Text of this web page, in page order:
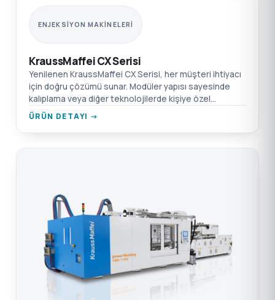
ENJEKSIYON MAKINELERI
KraussMaffei CX Serisi
Yenilenen KraussMaffei CX Serisi, her müşteri ihtiyacı
için doğru çözümü sunar. Modüler yapısı sayesinde
kalıplama veya diğer teknolojilerde kişiye özel
konfigüre edilebilir.
ÜRÜN DETAYI →